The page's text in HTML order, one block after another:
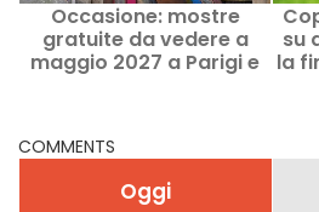
Occasione: mostre
gratuite da vedere a
maggio 2027 a Parigi e
su
la
COMMENTS
Oggi